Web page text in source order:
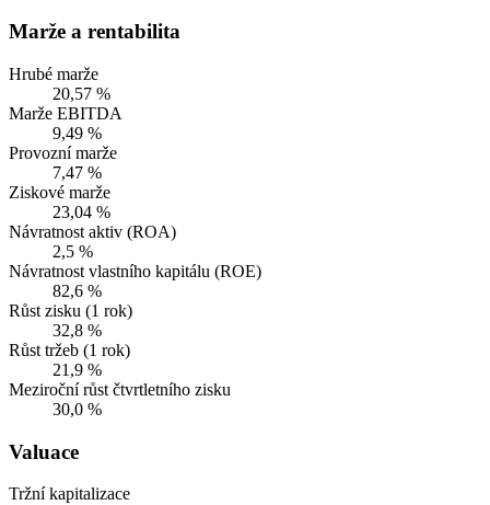
Marže a rentabilita
Hrubé marže
20,57 %
Marže EBITDA
9,49 %
Provozní marže
7,47 %
Ziskové marže
23,04 %
Návratnost aktiv (ROA)
2,5 %
Návratnost vlastního kapitálu (ROE)
82,6 %
Růst zisku (1 rok)
32,8 %
Růst tržeb (1 rok)
21,9 %
Meziroční růst čtvrtletního zisku
30,0 %
Valuace
Tržní kapitalizace